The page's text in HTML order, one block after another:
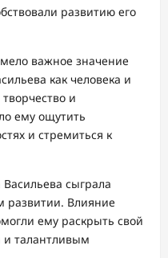
развитию его
важное значение
как человека и
и
ему ощутить
и стремиться к
сыграла
развитии. Влияние
ему раскрыть свой
и талантливым